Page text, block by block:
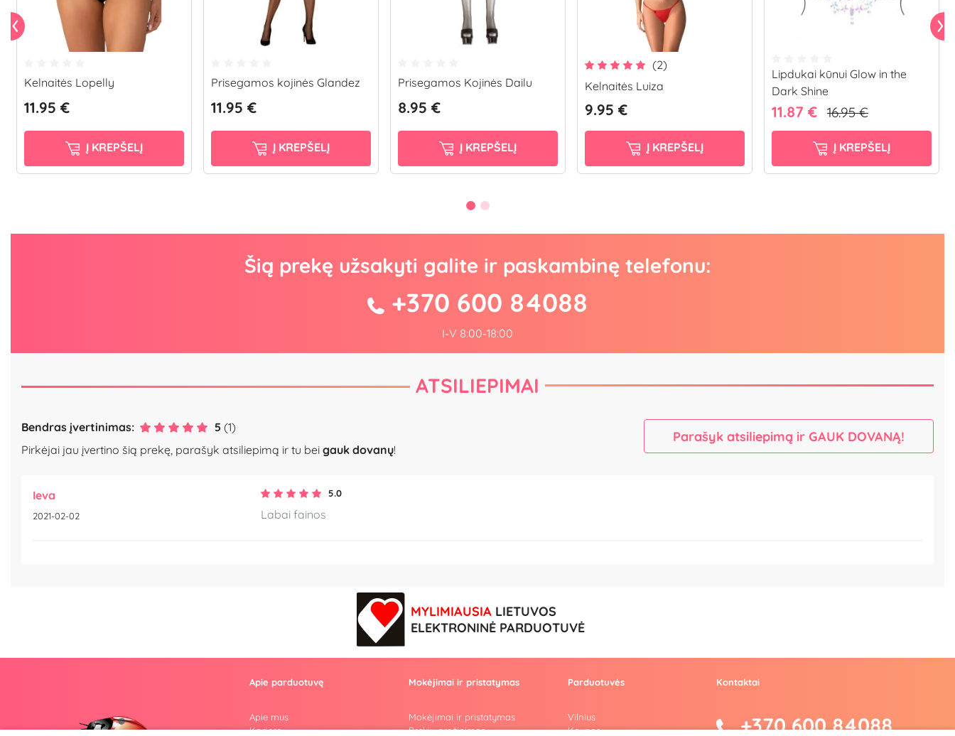
Kelnaitės Lopelly
11.95 €
Į KREPŠELĮ
Prisegamos kojinės Glandez
11.95 €
Į KREPŠELĮ
Prisegamos Kojinės Dailu
8.95 €
Į KREPŠELĮ
(2)
Kelnaitės Luiza
9.95 €
Į KREPŠELĮ
Lipdukai kūnui Glow in the
Dark Shine
11.87 € 16.95 €
Į KREPŠELĮ
Šią prekę užsakyti galite ir paskambinę telefonu:
+370 600 84088
I-V 8:00-18:00
ATSILIEPIMAI
Bendras įvertinimas: 5 (1)
Pirkėjai jau įvertino šią prekę, parašyk atsiliepimą ir tu bei gauk dovanų!
Parašyk atsiliepimą ir GAUK DOVANĄ!
Ieva
2021-02-02
5.0
Labai fainos
MYLIMIAUSIA LIETUVOS
ELEKTRONINĖ PARDUOTUVĖ
Apie parduotuvę
Apie mus
Karjera
Mokėjimai ir pristatymas
Mokėjimai ir pristatymas
Prekių grąžinimas
Parduotuvės
Vilnius
Kaunas
Kontaktai
+370 600 84088